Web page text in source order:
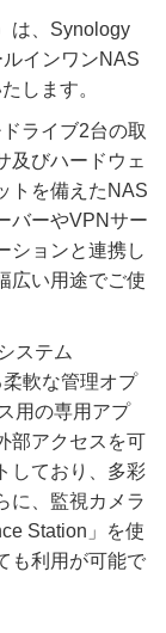
は、Synology
インワンNAS
します。
ライブ2台の取
及びハードウェ
トを備えたNAS
バーやVPNサー
ションと連携し
広い用途でご使
ステム
軟な管理オプ
用の専用アプ
部アクセスを可
しており、多彩
に、監視カメラ
Station」を使
も利用が可能で